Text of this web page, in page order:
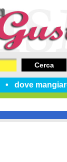
dove
Cerca